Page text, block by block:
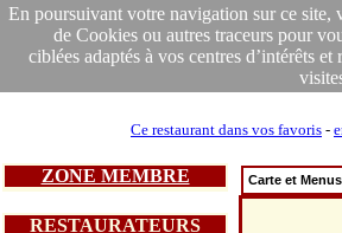
En poursuivant votre navigation sur ce site,
de Cookies ou autres traceurs pour
ciblées adaptés à vos centres d’intérêts et
Ce restaurant dans vos favoris -
ZONE MEMBRE
RESTAURATEURS
Carte et Menus